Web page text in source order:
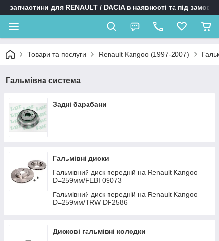
запчастини для RENAULT / DACIA в наявності та під
Товари та послуги Renault Kangoo (1997-2007)
Гальмівна система
Задні барабани
Гальмівні диски
Гальмівний диск передній на Renault Kangoo
D=259мм/FEBI 09073
Гальмівний диск передній на Renault Kangoo
D=259мм/TRW DF2586
Дискові гальмівні колодки